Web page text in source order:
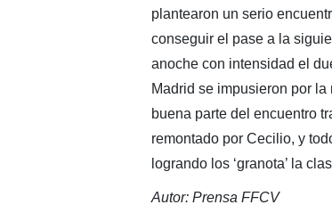
plantearon un serio
conseguir el pase a la
anoche con intensidad el
Madrid se impusieron por
buena parte del encuentro
remontado por Cecilio, y
logrando los ‘granota’ la
Autor: Prensa FFCV